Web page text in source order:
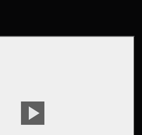
Voir